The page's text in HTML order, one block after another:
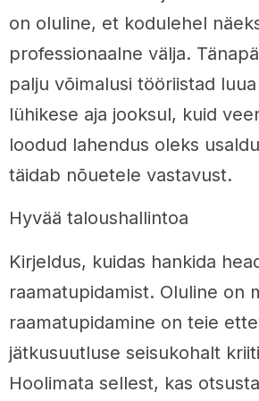
on oluline, et kodulehel
professionaalne välja.
palju võimalusi tööriistad
lühikese aja jooksul, kuid
loodud lahendus oleks
täidab nõuetele vastavust.
Hyvää taloushallintoa
Kirjeldus, kuidas hankida
raamatupidamist. Oluline on
raamatupidamine on teie
jätkusuutluse seisukohalt
Hoolimata sellest, kas